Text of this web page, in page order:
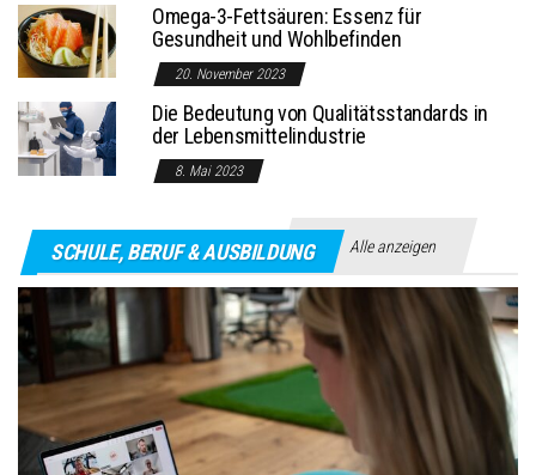
Omega-3-Fettsäuren: Essenz für
Gesundheit und Wohlbefinden
20. November 2023
Die Bedeutung von Qualitätsstandards in
der Lebensmittelindustrie
8. Mai 2023
SCHULE, BERUF & AUSBILDUNG Alle anzeigen